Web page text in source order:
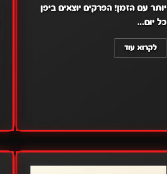
יותר עם הזמן! הפרקים יוצאים ביפן
כל יום...
לקרוא עוד